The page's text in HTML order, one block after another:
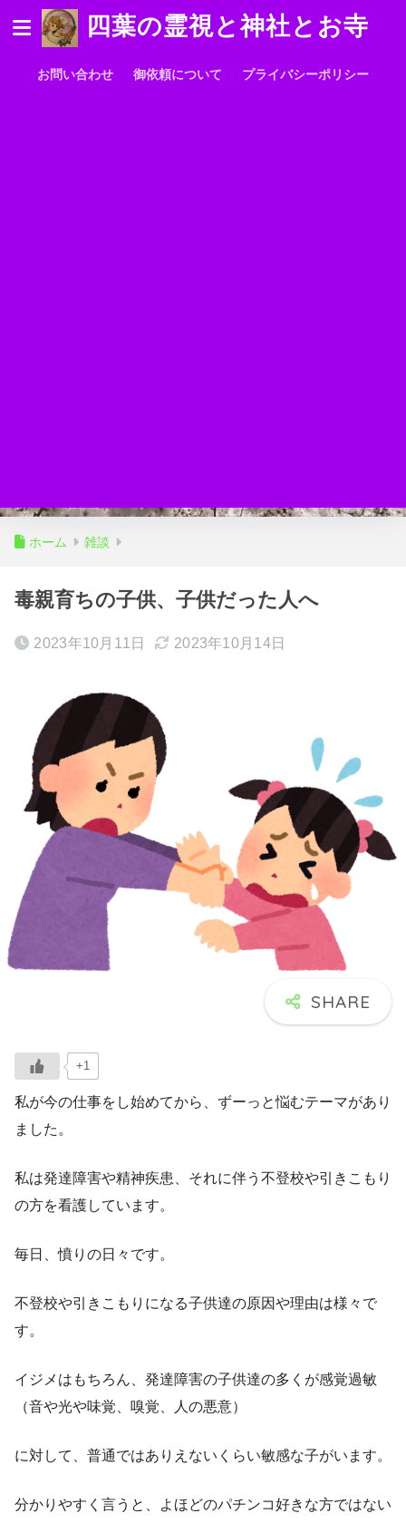
四葉の霊視と神社とお寺
お問い合わせ 御依頼について プライバシーポリシー
ホーム 雑談
毒親育ちの子供、子供だった人へ
2023年10月11日 2023年10月14日
+1
私が今の仕事をし始めてから、ずーっと悩むテーマがあり
ました。
私は発達障害や精神疾患、それに伴う不登校や引きこもり
の方を看護しています。
毎日、憤りの日々です。
不登校や引きこもりになる子供達の原因や理由は様々で
す。
イジメはもちろん、発達障害の子供達の多くが感覚過敏
（音や光や味覚、嗅覚、人の悪意）
に対して、普通ではありえないくらい敏感な子がいます。
分かりやすく言うと、よほどのパチンコ好きな方ではない